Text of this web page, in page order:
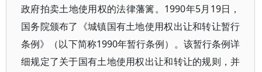
政府拍卖土地使用权的法律藩篱。1990年5月19日，
国务院颁布了《城镇国有土地使用权出让和转让暂行
条例》（以下简称1990年暂行条例）。该暂行条例详
细规定了关于国有土地使用权出让和转让的规则，并